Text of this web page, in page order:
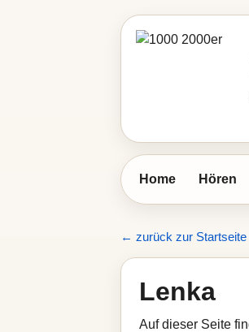
Home Hören
← zurück zur Startseite
Lenka
Auf dieser Seite